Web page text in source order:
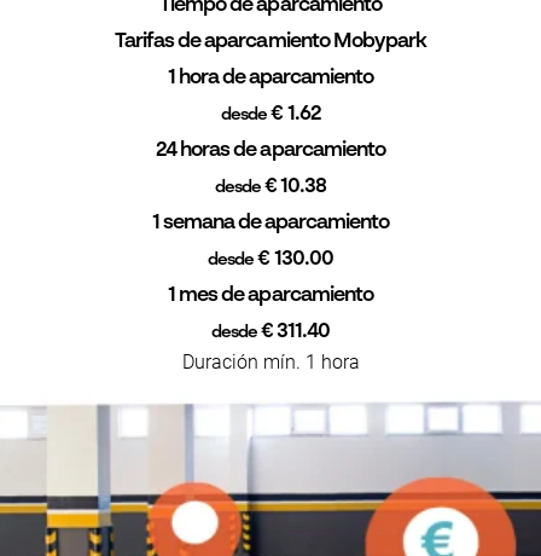
Tiempo de aparcamiento
Tarifas de aparcamiento Mobypark
1 hora de aparcamiento
desde € 1.62
24 horas de aparcamiento
desde€ 10.38
1 semana de aparcamiento
desde € 130.00
1 mes de aparcamiento
desde€ 311.40
Duración mín. 1 hora